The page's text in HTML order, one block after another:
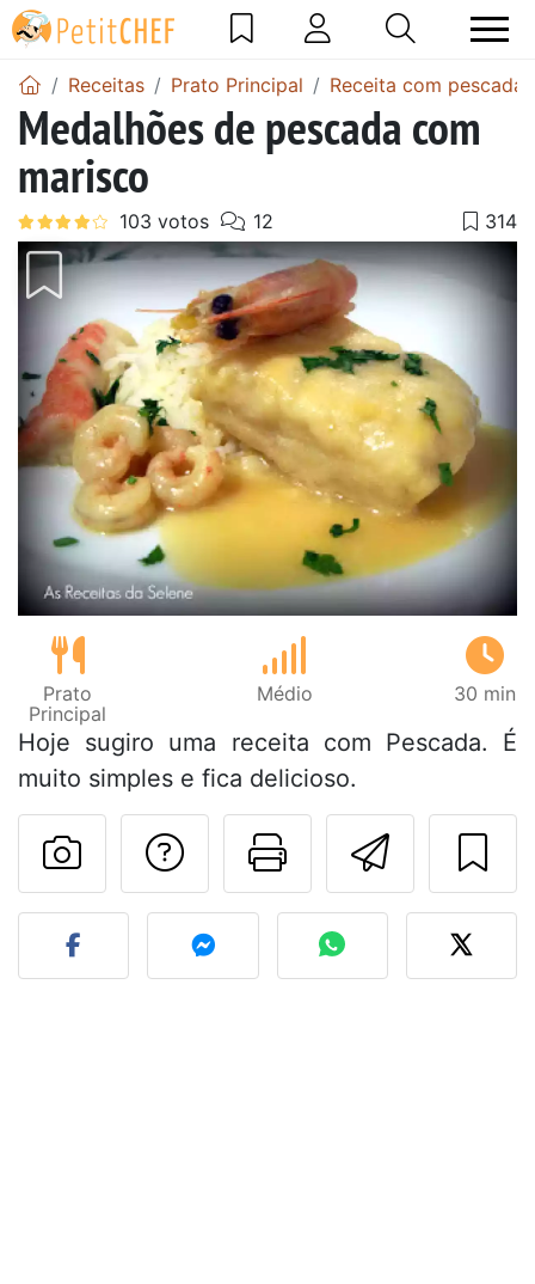
Receitas Prato Principal Receita com pescada
Medalhões de pescada com
marisco
Prato
Principal
Médio 30 min
Hoje sugiro uma receita com Pescada. É
muito simples e fica delicioso.
Imprima
Falar com o autor
Fez esta receita?